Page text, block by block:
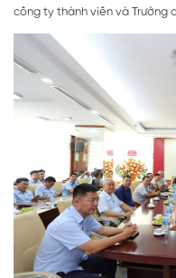
công ty thành viên và Trưởng